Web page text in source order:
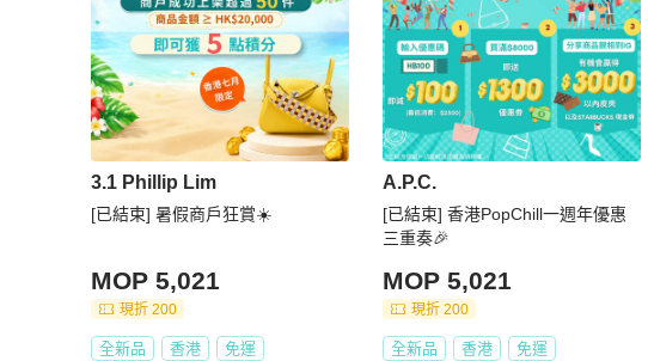
3.1 Phillip Lim
[已結束] 暑假商戶狂賞☀️
MOP 5,021
現折 200
全新品 香港 免運
A.P.C.
[已結束] 香港PopChill一週年優惠
三重奏🎉
MOP 5,021
現折 200
全新品 香港 免運